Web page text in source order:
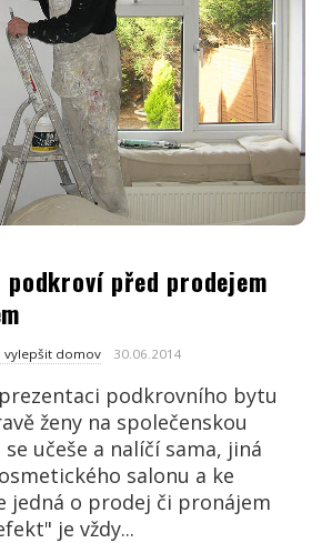
podkroví před prodejem
vylepšit domov 30.06.2014
podkrovního bytu
ženy na společenskou
učeše a nalíčí sama, jiná
salonu a ke
jedná o prodej či pronájem
je vždy...